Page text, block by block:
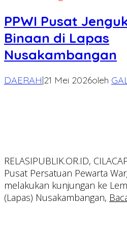
PPWI Pusat
Binaan di Lapas
Nusakambangan
DAERAH|21 Mei 2026oleh
RELASIPUBLIK.OR.ID,
Pusat Persatuan Pewarta
melakukan kunjungan ke
(Lapas) Nusakambangan,